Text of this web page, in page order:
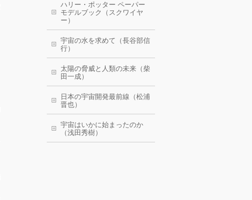
ハリー・ポッター ペーパー
モデルブック（スクワイヤ
ー）
宇宙の水を求めて（長谷部信
行）
太陽の脅威と人類の未来（柴
田一成）
日本の宇宙開発最前線（松浦
晋也）
宇宙はいかに始まったのか
（浅田秀樹）